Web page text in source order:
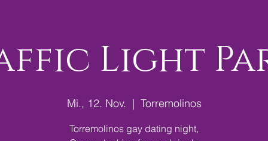
Light
Mi., 12. Nov.
  |
Torremolinos
Torremolinos gay dating night,